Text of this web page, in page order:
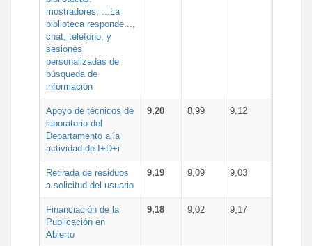
mostradores, ...La
biblioteca responde...,
chat, teléfono, y
sesiones
personalizadas de
búsqueda de
información
Apoyo de técnicos de
laboratorio del
Departamento a la
actividad de I+D+i
9,20 8,99 9,12
Retirada de residuos
a solicitud del usuario
9,19 9,09 9,03
Financiación de la
Publicación en
Abierto
9,18 9,02 9,17